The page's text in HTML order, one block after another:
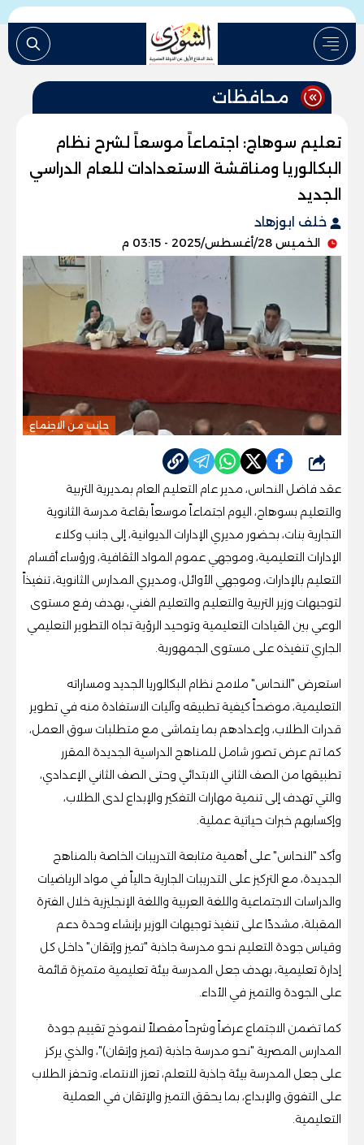
محافظات
تعليم سوهاج: اجتماعاً موسعاً لشرح نظام
البكالوريا ومناقشة الاستعدادات للعام الدراسي
الجديد
خلف ابوزهاد
الخميس 28/أغسطس/2025 - 03:15 م
جانب من الاجتماع
شارك
عقد فاضل النحاس، مدير عام التعليم العام بمديرية التربية
والتعليم بسوهاج، اليوم اجتماعاً موسعاً بقاعة مدرسة الثانوية
التجارية بنات، بحضور مديري الإدارات الديوانية، إلى جانب وكلاء
الإدارات التعليمية، وموجهي عموم المواد الثقافية، ورؤساء أقسام
التعليم بالإدارات، وموجهي الأوائل، ومديري المدارس الثانوية، تنفيذاً
لتوجيهات وزير التربية والتعليم والتعليم الفني، بهدف رفع مستوى
الوعي بين القيادات التعليمية وتوحيد الرؤية تجاه التطوير التعليمي
الجاري تنفيذه على مستوى الجمهورية.
استعرض "النحاس" ملامح نظام البكالوريا الجديد ومساراته
التعليمية، موضحاً كيفية تطبيقه وآليات الاستفادة منه في تطوير
قدرات الطلاب، وإعدادهم بما يتماشى مع متطلبات سوق العمل،
كما تم عرض تصور شامل للمناهج الدراسية الجديدة المقرر
تطبيقها من الصف الثاني الابتدائي وحتى الصف الثاني الإعدادي،
والتي تهدف إلى تنمية مهارات التفكير والإبداع لدى الطلاب،
وإكسابهم خبرات حياتية عملية.
وأكد "النحاس" على أهمية متابعة التدريبات الخاصة بالمناهج
الجديدة، مع التركيز على التدريبات الجارية حالياً في مواد الرياضيات
والدراسات الاجتماعية واللغة العربية واللغة الإنجليزية خلال الفترة
المقبلة، مشددًا على تنفيذ توجيهات الوزير بإنشاء وحدة دعم
وقياس جودة التعليم نحو مدرسة جاذبة "تميز وإتقان" داخل كل
إدارة تعليمية، بهدف جعل المدرسة بيئة تعليمية متميزة قائمة
على الجودة والتميز في الأداء.
كما تضمن الاجتماع عرضاً وشرحاً مفصلاً لنموذج تقييم جودة
المدارس المصرية "نحو مدرسة جاذبة (تميز وإتقان)"، والذي يركز
على جعل المدرسة بيئة جاذبة للتعلم، تعزز الانتماء، وتحفز الطلاب
على التفوق والإبداع، بما يحقق التميز والإتقان في العملية
التعليمية.